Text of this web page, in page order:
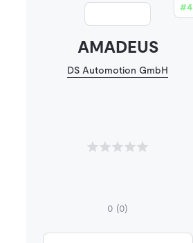
#4
AMADEUS
DS Automotion GmbH
0 (0)